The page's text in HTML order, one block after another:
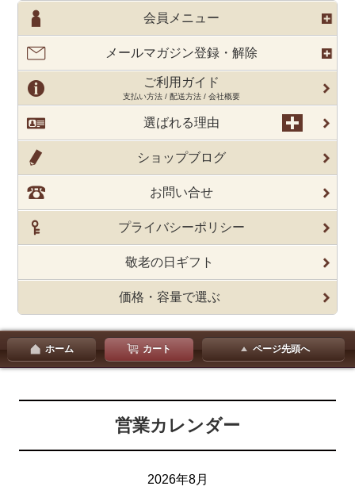
会員メニュー
メールマガジン登録・解除
ご利用ガイド
支払い方法 / 配送方法 / 会社概要
選ばれる理由
ショップブログ
お問い合せ
プライバシーポリシー
敬老の日ギフト
価格・容量で選ぶ
ホーム カート ページ先頭へ
営業カレンダー
2026年8月